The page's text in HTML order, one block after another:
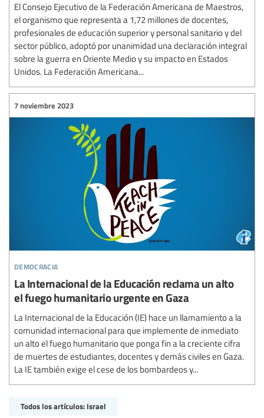
El Consejo Ejecutivo de la Federación Americana de Maestros,
el organismo que representa a 1,72 millones de docentes,
profesionales de educación superior y personal sanitario y del
sector público, adoptó por unanimidad una declaración integral
sobre la guerra en Oriente Medio y su impacto en Estados
Unidos. La Federación Americana...
democracia
7 noviembre 2023
La Internacional de la Educación reclama un alto
el fuego humanitario urgente en Gaza
La Internacional de la Educación (IE) hace un llamamiento a la
comunidad internacional para que implemente de inmediato
un alto el fuego humanitario que ponga fin a la creciente cifra
de muertes de estudiantes, docentes y demás civiles en Gaza.
La IE también exige el cese de los bombardeos y...
Todos los artículos: Israel